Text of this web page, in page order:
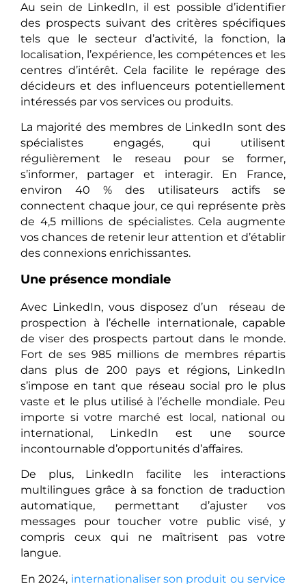
Au sein de LinkedIn, il est possible d’identifier
des prospects suivant des critères spécifiques
tels que le secteur d’activité, la fonction, la
localisation, l’expérience, les compétences et les
centres d’intérêt. Cela facilite le repérage des
décideurs et des influenceurs potentiellement
intéressés par vos services ou produits.
La majorité des membres de LinkedIn sont des
spécialistes engagés, qui utilisent
régulièrement le reseau pour se former,
s’informer, partager et interagir. En France,
environ 40 % des utilisateurs actifs se
connectent chaque jour, ce qui représente près
de 4,5 millions de spécialistes. Cela augmente
vos chances de retenir leur attention et d’établir
des connexions enrichissantes.
Une présence mondiale
Avec LinkedIn, vous disposez d’un réseau de
prospection à l’échelle internationale, capable
de viser des prospects partout dans le monde.
Fort de ses 985 millions de membres répartis
dans plus de 200 pays et régions, LinkedIn
s’impose en tant que réseau social pro le plus
vaste et le plus utilisé à l’échelle mondiale. Peu
importe si votre marché est local, national ou
international, LinkedIn est une source
incontournable d’opportunités d’affaires.
De plus, LinkedIn facilite les interactions
multilingues grâce à sa fonction de traduction
automatique, permettant d’ajuster vos
messages pour toucher votre public visé, y
compris ceux qui ne maîtrisent pas votre
langue.
En 2024, internationaliser son produit ou service